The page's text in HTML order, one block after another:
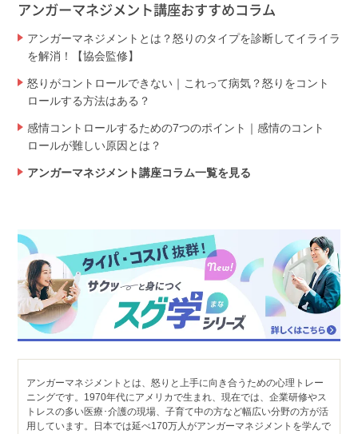
アンガーマネジメント講座おすすめコラム
アンガーマネジメントとは？怒りのタイプを診断してイライラ
を解消！【協会監修】
怒りがコントロールできない｜これって病気？怒りをコント
ロールする方法はある？
感情コントロールするための7つのポイント｜感情のコント
ロールが難しい原因とは？
アンガーマネジメント講座コラム一覧を見る
アンガーマネジメントとは、怒りと上手に向き合うための心理トレー
ニングです。1970年代にアメリカで生まれ、現在では、企業研修やス
トレスの多い医療･介護の現場、子育て中の方など幅広い分野の方が活
用しています。日本では延べ170万人がアンガーマネジメントを学んで